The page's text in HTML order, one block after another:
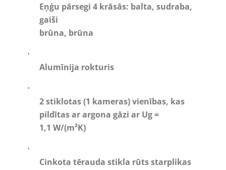
Eņģu pārsegi 4 krāsās: balta, sudraba,
gaiši
brūna, brūna
·
Alumīnija rokturis
·
2 stiklotas (1 kameras) vienības, kas
pildītas ar argona gāzi ar Ug =
1,1 W/(m²K)
·
Cinkota tērauda stikla rūts starplikas